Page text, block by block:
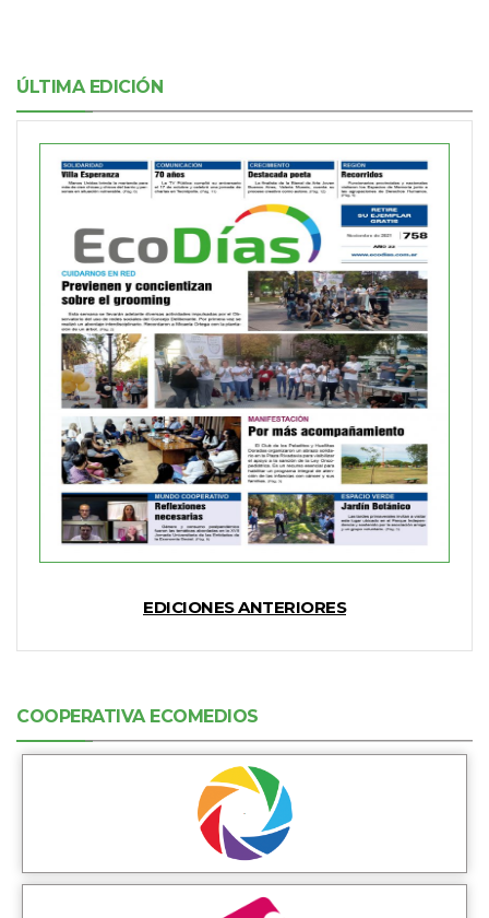
ÚLTIMA EDICIÓN
EDICIONES ANTERIORES
COOPERATIVA ECOMEDIOS